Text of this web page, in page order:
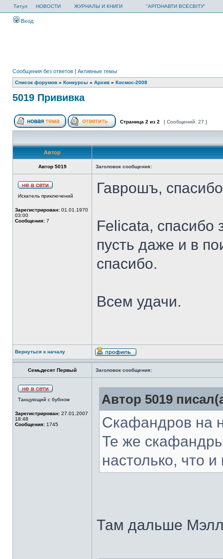
Титул НОВОСТИ ЖУРНАЛЫ И КНИГИ "АРГОНАВТИ ВСЕСВІТУ"
Вход
Сообщения без ответов | Активные темы
Список форумов » Конкурсы » Архив » Космос-2008
5019 Прививка
Страница 2 из 2 [ Сообщений: 27 ]
Автор
Автор 5019 Заголовок сообщения:
Искатель приключений
Зарегистрирован: 01.01.1970
03:00
Сообщения: 7
Гаврошъ,
Felicata, спасибо
пусть даже и в
спасибо.
Всем удачи.
Вернуться к началу
Семьдесят Первый Заголовок сообщения:
Танцующий с бубном
Зарегистрирован: 27.01.2007
18:48
Сообщения: 1745
Автор 5019
Скафандров на
Те же
настолько, что
Там дальше